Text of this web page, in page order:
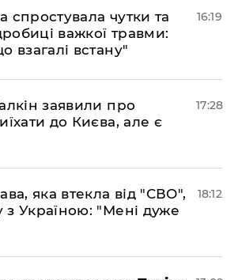
спростувала чутки та
важкої травми:
взагалі встану"
16:19
заявили про
до Києва, але є
17:28
яка втекла від "СВО",
з Україною: "Мені дуже
18:12